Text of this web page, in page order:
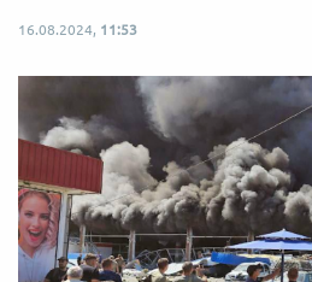
16.08.2024, 11:53